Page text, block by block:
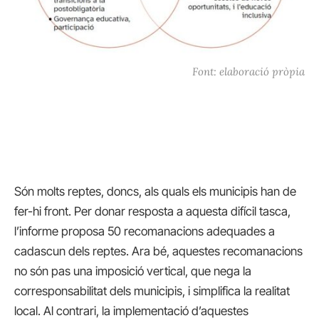
Font: elaboració pròpia
Són molts reptes, doncs, als quals els municipis han de
fer-hi front. Per donar resposta a aquesta difícil tasca,
l’informe proposa 50 recomanacions adequades a
cadascun dels reptes. Ara bé, aquestes recomanacions
no són pas una imposició vertical, que nega la
corresponsabilitat dels municipis, i simplifica la realitat
local. Al contrari, la implementació d’aquestes